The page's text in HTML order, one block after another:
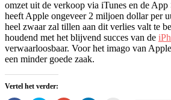
omzet uit de verkoop via iTunes en de App
heeft Apple ongeveer 2 miljoen dollar per
heel zwaar zal tillen aan dit verlies valt te
houdend met het blijvend succes van de
verwaarloosbaar. Voor het imago van
een minder goede zaak.
Vertel het verder: